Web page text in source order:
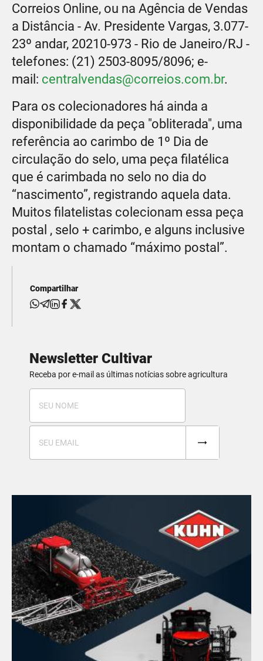
Correios Online, ou na Agência de Vendas
a Distância - Av. Presidente Vargas, 3.077-
23º andar, 20210-973 - Rio de Janeiro/RJ -
telefones: (21) 2503-8095/8096; e-
mail: centralvendas@correios.com.br.
Para os colecionadores há ainda a
disponibilidade da peça "obliterada", uma
referência ao carimbo de 1º Dia de
circulação do selo, uma peça filatélica
que é carimbada no selo no dia do
“nascimento”, registrando aquela data.
Muitos filatelistas colecionam essa peça
postal , selo + carimbo, e alguns inclusive
montam o chamado “máximo postal”.
Compartilhar
Newsletter Cultivar
Receba por e-mail as últimas notícias sobre agricultura